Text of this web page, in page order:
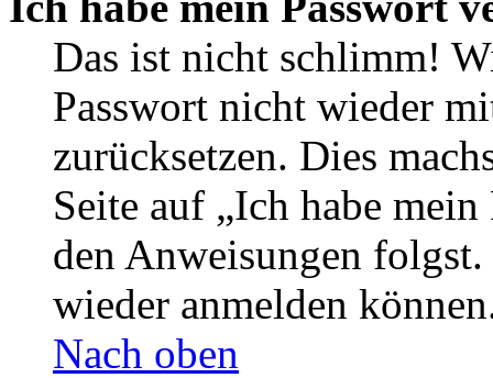
Das ist nicht schlimm!
Passwort nicht wieder
zurücksetzen. Dies
Seite auf „Ich habe
den Anweisungen
wieder anmelden
Nach oben